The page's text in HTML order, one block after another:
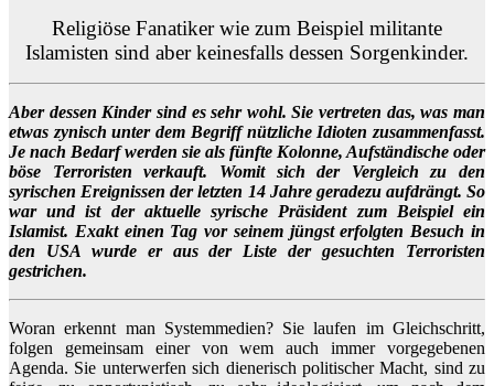
Religiöse Fanatiker wie zum Beispiel militante
Islamisten sind aber keinesfalls dessen Sorgenkinder.
Aber dessen Kinder sind es sehr wohl. Sie vertreten das, was man
etwas zynisch unter dem Begriff nützliche Idioten zusammenfasst.
Je nach Bedarf werden sie als fünfte Kolonne, Aufständische oder
böse Terroristen verkauft. Womit sich der Vergleich zu den
syrischen Ereignissen der letzten 14 Jahre geradezu aufdrängt. So
war und ist der aktuelle syrische Präsident zum Beispiel ein
Islamist. Exakt einen Tag vor seinem jüngst erfolgten Besuch in
den USA wurde er aus der Liste der gesuchten Terroristen
gestrichen.
Woran erkennt man Systemmedien? Sie laufen im Gleichschritt,
folgen gemeinsam einer von wem auch immer vorgegebenen
Agenda. Sie unterwerfen sich dienerisch politischer Macht, sind zu